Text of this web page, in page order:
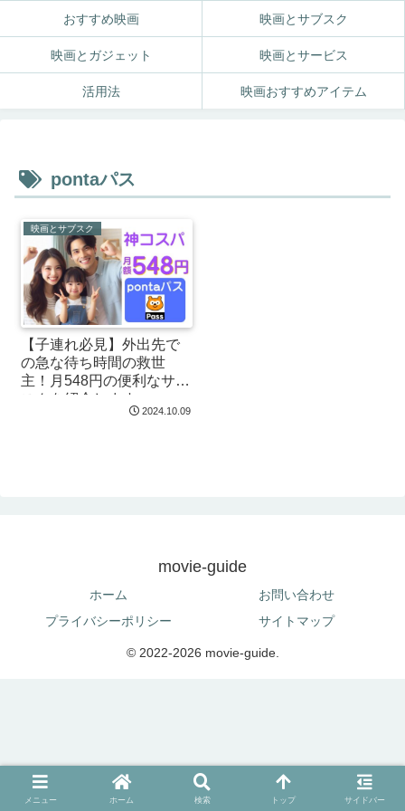
おすすめ映画 映画とサブスク
映画とガジェット 映画とサービス
活用法 映画おすすめアイテム
pontaパス
映画とサブスク
【子連れ必見】外出先で
の急な待ち時間の救世
主！月548円の便利なサブ
スクを紹介します
2024.10.09
movie-guide
ホーム
お問い合わせ
プライバシーポリシー
サイトマップ
© 2022-2026 movie-guide.
メニュー ホーム 検索 トップ サイドバー